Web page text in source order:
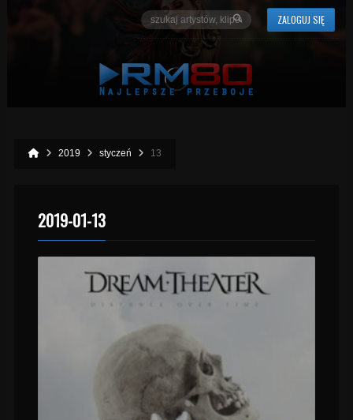
ZALOGUJ SIĘ
2019 styczeń 13
2019-01-13